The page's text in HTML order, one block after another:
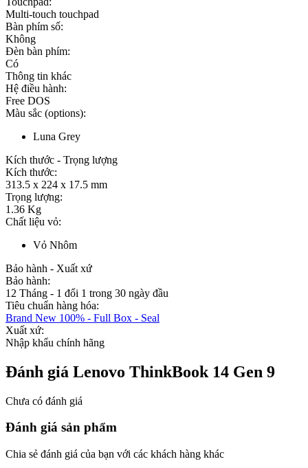
Multi-touch touchpad
Bàn phím số:
Không
Đèn bàn phím:
Có
Thông tin khác
Hệ điều hành:
Free DOS
Màu sắc (options):
Luna Grey
Kích thước - Trọng lượng
Kích thước:
313.5 x 224 x 17.5 mm
Trọng lượng:
1.36 Kg
Chất liệu vỏ:
Vỏ Nhôm
Bảo hành - Xuất xứ
Bảo hành:
12 Tháng - 1 đổi 1 trong 30 ngày đầu
Tiêu chuẩn hàng hóa:
Brand New 100% - Full Box - Seal
Xuất xứ:
Nhập khẩu chính hãng
Đánh giá Lenovo ThinkBook 14 Gen 9
Chưa có đánh giá
Đánh giá sản phẩm
Chia sẻ đánh giá của bạn với các khách hàng khác